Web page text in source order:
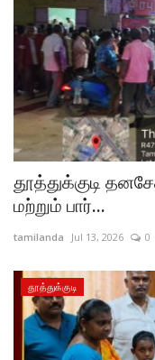
தூத்துக்குடி
மற்றும் பார்...
tamilanda Jul 13, 2026 0
தூத்துக்குடி